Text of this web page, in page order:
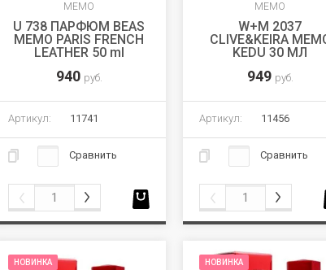
MEMO
U 738 ПАРФЮМ BEAS
MEMO PARIS FRENCH
LEATHER 50 ml
940 руб.
Артикул: 11741
Сравнить
MEMO
W+M 2037
CLIVE&KEIRA
KEDU 30 МЛ
949 руб.
Артикул: 11456
Сравнить
НОВИНКА НОВИНКА